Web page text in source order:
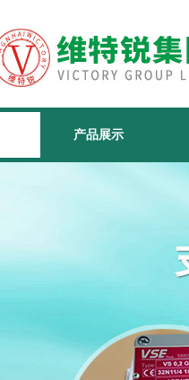
产品展示